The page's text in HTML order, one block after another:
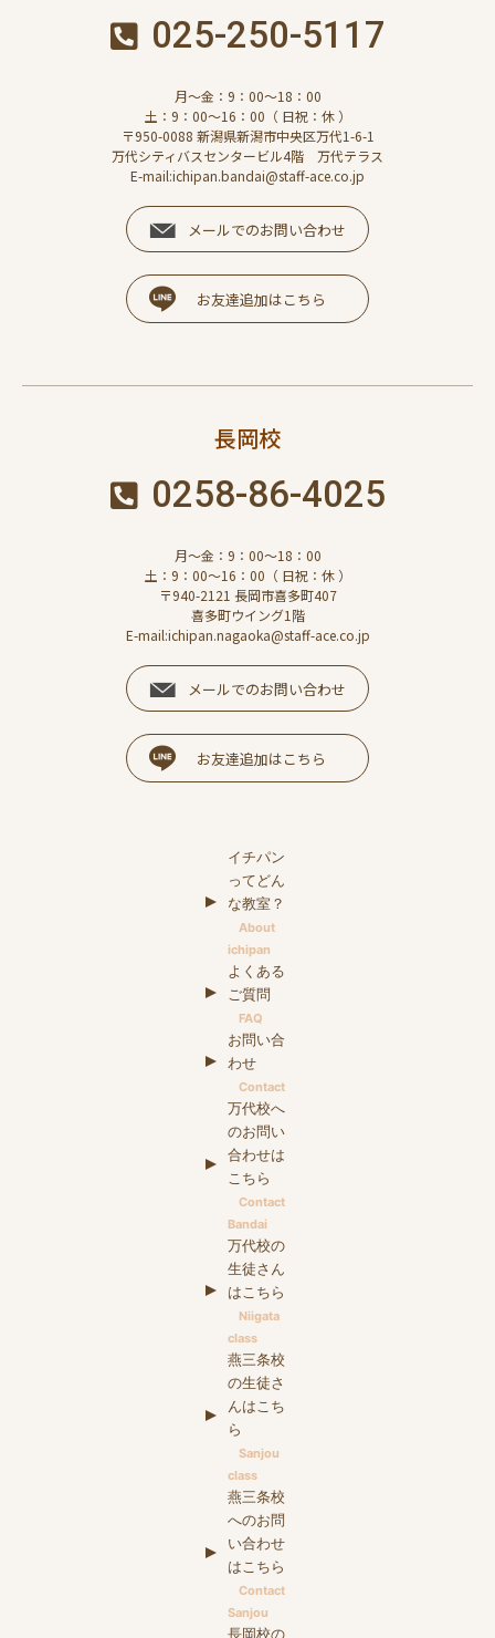
025-250-5117
月～金：9：00～18：00
土：9：00～16：00（ 日祝：休 ）
〒950-0088 新潟県新潟市中央区万代1-6-1
万代シティバスセンタービル4階 万代テラス
E-mail:ichipan.bandai@staff-ace.co.jp
メールでのお問い合わせ
お友達追加はこちら
長岡校
0258-86-4025
月～金：9：00～18：00
土：9：00～16：00（ 日祝：休 ）
〒940-2121 長岡市喜多町407
喜多町ウイング1階
E-mail:ichipan.nagaoka@staff-ace.co.jp
メールでのお問い合わせ
お友達追加はこちら
イチパン
ってどん
な教室？
About
ichipan
よくある
ご質問
FAQ
お問い合
わせ
Contact
万代校へ
のお問い
合わせは
こちら
Contact
Bandai
万代校の
生徒さん
はこちら
Niigata
class
燕三条校
の生徒さ
んはこち
ら
Sanjou
class
燕三条校
へのお問
い合わせ
はこちら
Contact
Sanjou
長岡校の